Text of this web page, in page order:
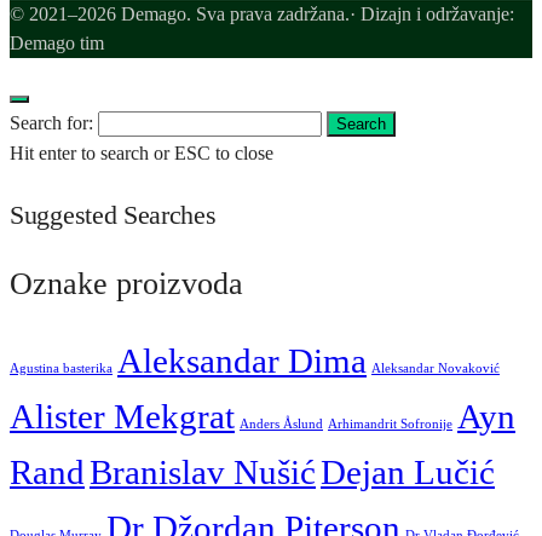
© 2021–2026 Demago. Sva prava zadržana.· Dizajn i održavanje:
Demago tim
Search for: Search
Hit enter to search or ESC to close
Suggested Searches
Oznake proizvoda
Agustina basterika Aleksandar Dima Aleksandar Novaković
Alister Mekgrat Anders Åslund Arhimandrit Sofronije Ayn
RandBranislav NušićDejan Lučić
Dr Džordan Piterson